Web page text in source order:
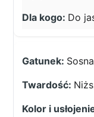
Do
Sosna